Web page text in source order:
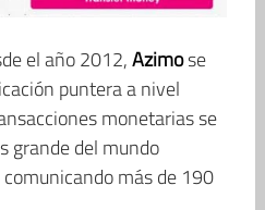
el año 2012,Azimose
puntera a nivel
monetarias se
grande del mundo
más de 190